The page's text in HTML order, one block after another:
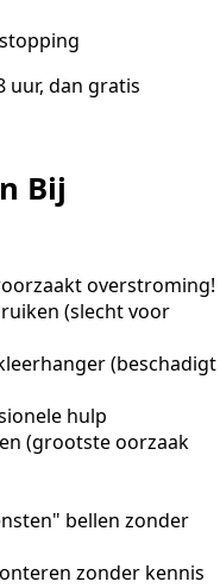
uur, dan gratis
Bij
overstroming!
(slecht voor
(beschadigt
hulp
(grootste oorzaak
bellen zonder
zonder kennis